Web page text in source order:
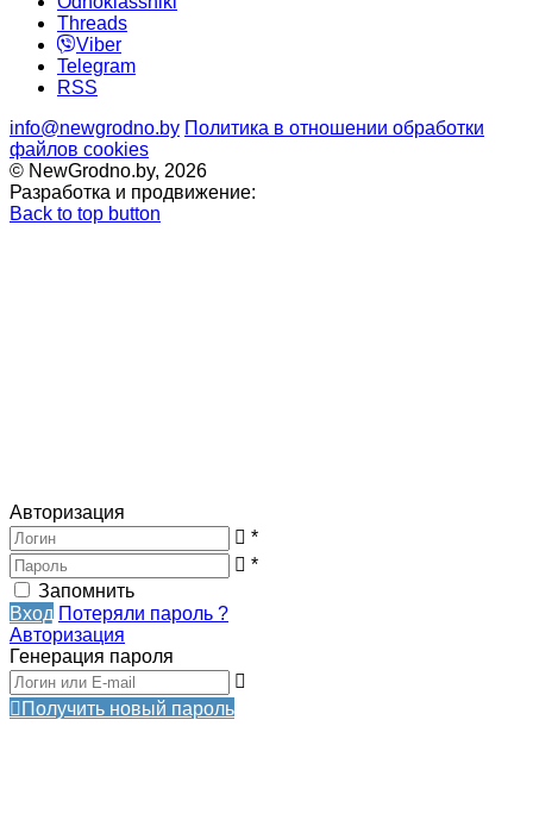
Threads
Viber
Telegram
RSS
info@newgrodno.by Политика в отношении обработки
файлов cookies
© NewGrodno.by, 2026
Разработка и продвижение:
Back to top button
Авторизация
*
*
Запомнить
Вход Потеряли пароль ?
Авторизация
Генерация пароля
Получить новый пароль